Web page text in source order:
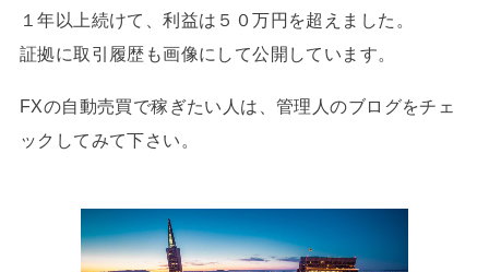
１年以上続けて、利益は５０万円を超えました。
証拠に取引履歴も画像にして公開しています。
FXの自動売買で稼ぎたい人は、管理人のブログをチェ
ックしてみて下さい。